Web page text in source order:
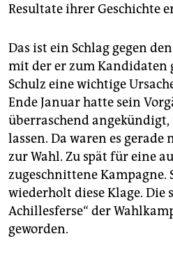
Resultate ihrer Geschichte
Das ist ein Schlag gegen
mit der er zum Kandidaten
Schulz eine wichtige
Ende Januar hatte sein
überraschend
lassen. Da waren es gerade
zur Wahl. Zu spät für eine
zugeschnittene Kampagne.
wiederholt diese Klage. Die
Achillesferse“ der
geworden.